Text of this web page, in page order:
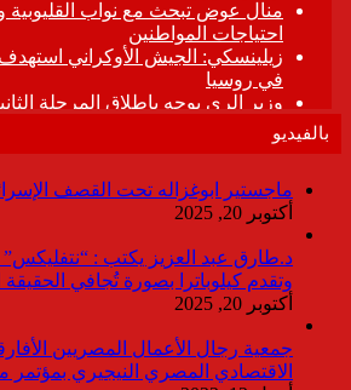
بالفيديو
ماجستير ابوغزاله تحت القصف
أكتوبر 20, 2025
د.طارق عبد العزيز يكتب :
وتقدم كيلوباترا بصورة تُجافي الحقيقة
أكتوبر 20, 2025
جمعية رجال الأعمال المصريين
الاقتصادي المصري النيجيري بمؤتمر